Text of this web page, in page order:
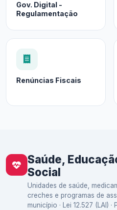
Gov. Digital -
Regulamentação
Renúncias Fiscais
Saúde,
Social
Unidades de saúde,
creches e programas de
município · Lei 12.527 (LAI) ·